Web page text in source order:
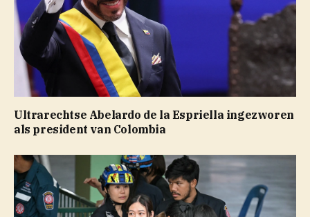
Ultrarechtse Abelardo de la Espriella ingezworen
als president van Colombia